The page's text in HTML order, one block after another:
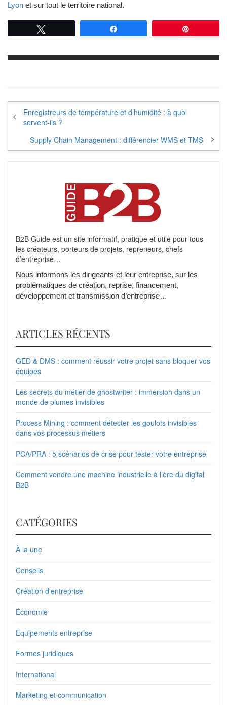
Lyon et sur tout le territoire national.
Navigation
de
l’article
Enregistreurs de température et d’humidité : à quoi
servent-ils ?
Supply Chain Management : différencier WMS et TMS
B2B Guide est un site informatif, pratique et utile pour tous
les créateurs, porteurs de projets, repreneurs, chefs
d’entreprise…
Nous informons les dirigeants et leur entreprise, sur les
problématiques de création, reprise, financement,
développement et transmission d’entreprise…
ARTICLES RÉCENTS
GED & DMS : comment réussir votre projet sans bloquer vos
équipes
Les secrets du métier de ghostwriter : immersion dans un
monde de plumes invisibles
Process Mining : comment détecter les goulots invisibles
dans vos processus métiers
PCA/PRA : 5 scénarios de crise pour tester votre entreprise
Comment vendre une machine industrielle à l’ère du digital
B2B
CATÉGORIES
À la une
Conseils
Création d'entreprise
Économie
Equipements entreprise
Formes juridiques
International
Marketing et communication